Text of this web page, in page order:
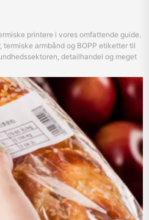
printere i vores omfattende guide.
armbånd og BOPP etiketter til
detailhandel og meget